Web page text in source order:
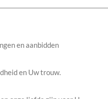
en aanbidden
en Uw trouw.